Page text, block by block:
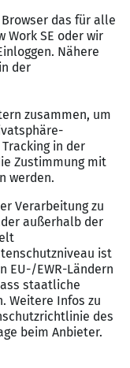
Tag eins
Mandanten
kein
und
auf unsere
Weinheim steht dir
oder